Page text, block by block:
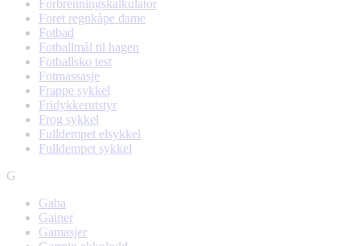
Forbrenningskalkulator
Foret regnkåpe dame
Fotbad
Fotballmål til hagen
Fotballsko test
Fotmassasje
Frappe sykkel
Fridykkerutstyr
Frog sykkel
Fulldempet elsykkel
Fulldempet sykkel
G
Gaba
Gainer
Gamasjer